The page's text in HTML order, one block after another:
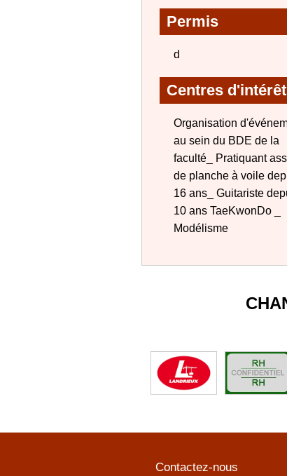
Permis
d
Centres
Organisation
au sein du BDE de la
faculté_ Pratiquant
de planche à voile
16 ans_ Guitariste
10 ans TaeKwonDo _
Modélisme
Contactez-nous